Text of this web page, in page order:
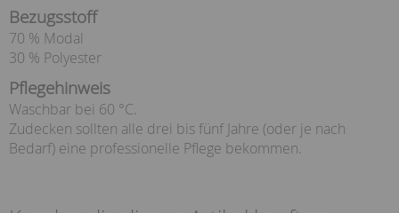
Bezugsstoff
70 % Modal
30 % Polyester
Pflegehinweis
Waschbar bei 60 °C.
Zudecken sollten alle drei bis fünf Jahre (oder je nach
Bedarf) eine professionelle Pflege bekommen.